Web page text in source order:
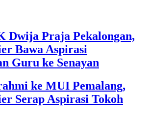
Dwija Praja Pekalongan,
Bawa Aspirasi
Guru ke Senayan
ke MUI Pemalang,
Serap Aspirasi Tokoh